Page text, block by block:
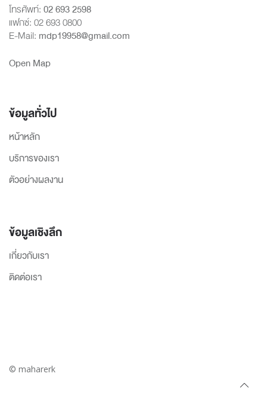
โทรศัพท์:02 693 2598
แฟกซ์: 02 693 0800
E-Mail: mdp19958@gmail.com
Open Map
ข้อมูลทั่วไป
หน้าหลัก
บริการของเรา
ตัวอย่างผลงาน
ข้อมูลเชิงลึก
เกี่ยวกับเรา
ติดต่อเรา
© maharerk